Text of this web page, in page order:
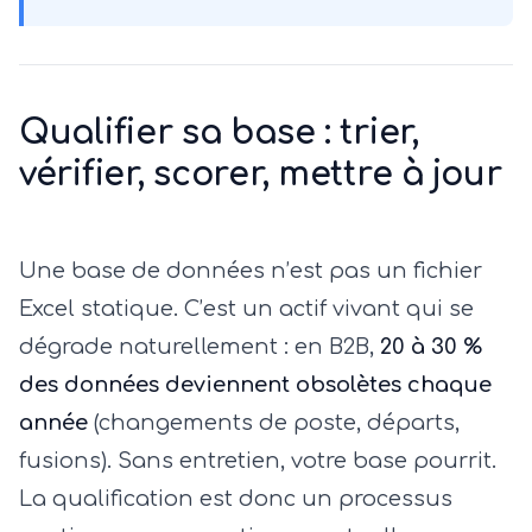
Qualifier sa base : trier,
vérifier, scorer, mettre à jour
Une base de données n’est pas un fichier
Excel statique. C’est un actif vivant qui se
dégrade naturellement : en B2B, 20 à 30 %
des données deviennent obsolètes chaque
année (changements de poste, départs,
fusions). Sans entretien, votre base pourrit.
La qualification est donc un processus